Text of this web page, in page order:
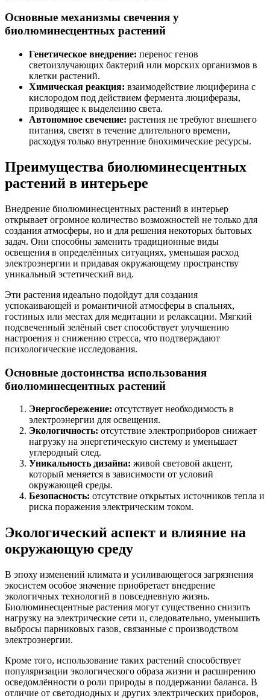
Основные механизмы свечения у
биолюминесцентных растений
Генетическое внедрение: перенос генов
светоизлучающих бактерий или морских организмов в
клетки растений.
Химическая реакция: взаимодействие люциферина с
кислородом под действием фермента люциферазы,
приводящее к выделению света.
Автономное свечение: растения не требуют внешнего
питания, светят в течение длительного времени,
расходуя только внутренние биохимические ресурсы.
Преимущества биолюминесцентных
растений в интерьере
Внедрение биолюминесцентных растений в интерьер
открывает огромное количество возможностей не только для
создания атмосферы, но и для решения некоторых бытовых
задач. Они способны заменить традиционные виды
освещения в определённых ситуациях, уменьшая расход
электроэнергии и придавая окружающему пространству
уникальный эстетический вид.
Эти растения идеально подойдут для создания
успокаивающей и романтичной атмосферы в спальнях,
гостиных или местах для медитации и релаксации. Мягкий
подсвеченный зелёный свет способствует улучшению
настроения и снижению стресса, что подтверждают
психологические исследования.
Основные достоинства использования
биолюминесцентных растений
Энергосбережение: отсутствует необходимость в
электроэнергии для освещения.
Экологичность: отсутствие электроприборов снижает
нагрузку на энергетическую систему и уменьшает
углеродный след.
Уникальность дизайна: живой световой акцент,
который меняется в зависимости от условий
окружающей среды.
Безопасность: отсутствие открытых источников тепла и
риска поражения электрическим током.
Экологический аспект и влияние на
окружающую среду
В эпоху изменений климата и усиливающегося загрязнения
экосистем особое значение приобретает внедрение
экологичных технологий в повседневную жизнь.
Биолюминесцентные растения могут существенно снизить
нагрузку на электрические сети и, следовательно, уменьшить
выбросы парниковых газов, связанные с производством
электроэнергии.
Кроме того, использование таких растений способствует
популяризации экологического образа жизни и расширению
осведомлённости о роли природы в поддержании баланса. В
отличие от светодиодных и других электрических приборов,